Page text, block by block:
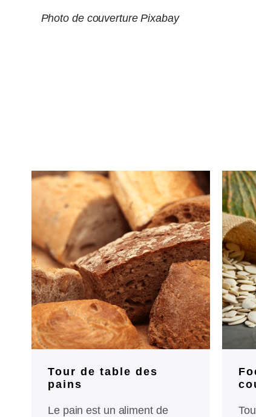
Photo de couverture Pixabay
Tour de table des
pains
Le pain est un aliment de